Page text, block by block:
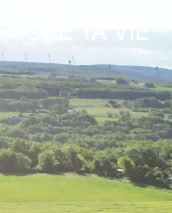
OSE TA VIE